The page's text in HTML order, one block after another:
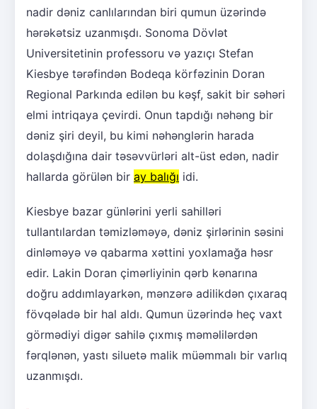
nadir dəniz canlılarından biri qumun üzərində
hərəkətsiz uzanmışdı. Sonoma Dövlət
Universitetinin professoru və yazıçı Stefan
Kiesbye tərəfindən Bodeqa körfəzinin Doran
Regional Parkında edilən bu kəşf, sakit bir səhəri
elmi intriqaya çevirdi. Onun tapdığı nəhəng bir
dəniz şiri deyil, bu kimi nəhənglərin harada
dolaşdığına dair təsəvvürləri alt-üst edən, nadir
hallarda görülən bir ay balığı idi.
Kiesbye bazar günlərini yerli sahilləri
tullantılardan təmizləməyə, dəniz şirlərinin səsini
dinləməyə və qabarma xəttini yoxlamağa həsr
edir. Lakin Doran çimərliyinin qərb kənarına
doğru addımlayarkən, mənzərə adilikdən çıxaraq
fövqəladə bir hal aldı. Qumun üzərində heç vaxt
görmədiyi digər sahilə çıxmış məməlilərdən
fərqlənən, yastı siluetə malik müəmmalı bir varlıq
uzanmışdı.